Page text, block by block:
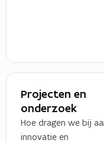
Projecten en
onderzoek
Hoe dragen we bij
innovatie en